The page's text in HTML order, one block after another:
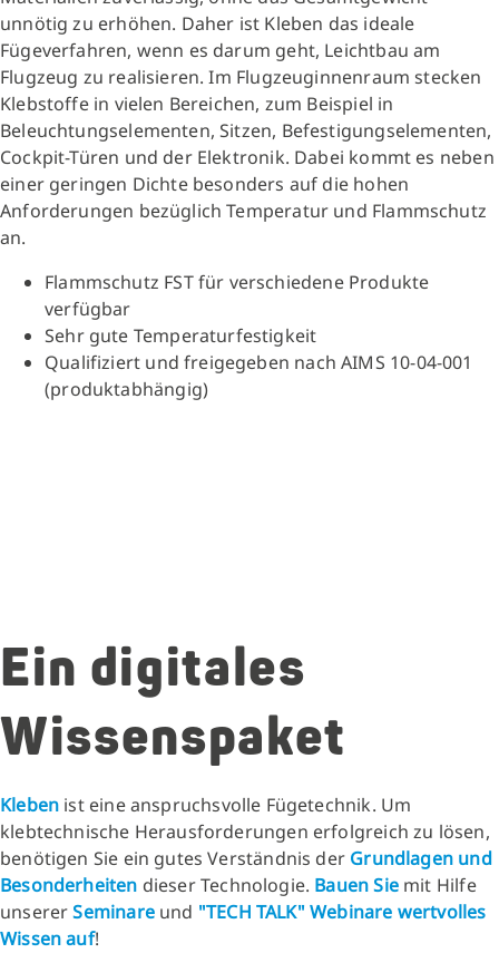
unnötig zu erhöhen. Daher ist Kleben das ideale
Fügeverfahren, wenn es darum geht, Leichtbau am
Flugzeug zu realisieren. Im Flugzeuginnenraum stecken
Klebstoffe in vielen Bereichen, zum Beispiel in
Beleuchtungselementen, Sitzen, Befestigungselementen,
Cockpit-Türen und der Elektronik. Dabei kommt es neben
einer geringen Dichte besonders auf die hohen
Anforderungen bezüglich Temperatur und Flammschutz
an.
Flammschutz FST für verschiedene Produkte
verfügbar
Sehr gute Temperaturfestigkeit
Qualifiziert und freigegeben nach AIMS 10-04-001
(produktabhängig)
Ein digitales
Wissenspaket
Kleben ist eine anspruchsvolle Fügetechnik. Um
klebtechnische Herausforderungen erfolgreich zu lösen,
benötigen Sie ein gutes Verständnis der Grundlagen und
Besonderheiten dieser Technologie. Bauen Siemit Hilfe
unsererSeminare und "TECH TALK" Webinare wertvolles
Wissen auf!